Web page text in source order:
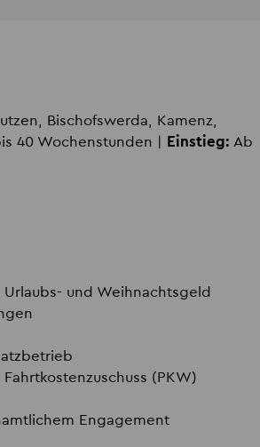
Bischofswerda, Kamenz,
40 Wochenstunden | Einstieg: Ab
und Weihnachtsgeld
(PKW)
Engagement